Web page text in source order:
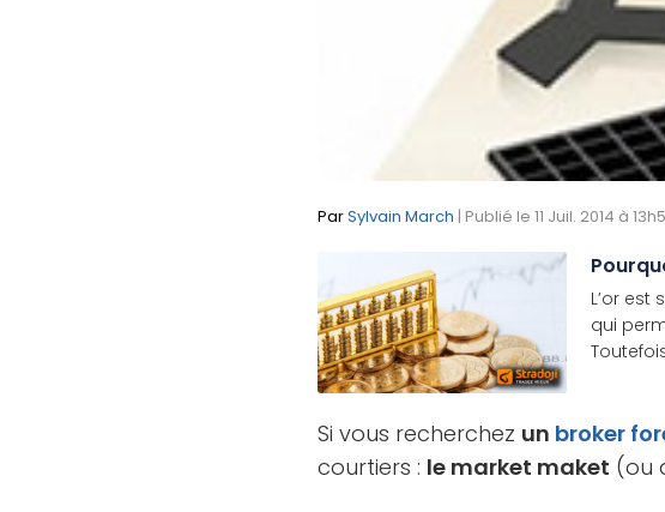
ParSylvain March | Publié le 11 Juil. 2014 à
L’or
qui
Si vous recherchez un broker
courtiers : le market maket (ou